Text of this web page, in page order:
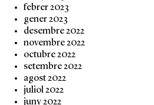
febrer 2023
gener 2023
desembre 2022
novembre 2022
octubre 2022
setembre 2022
agost 2022
juliol 2022
juny 2022